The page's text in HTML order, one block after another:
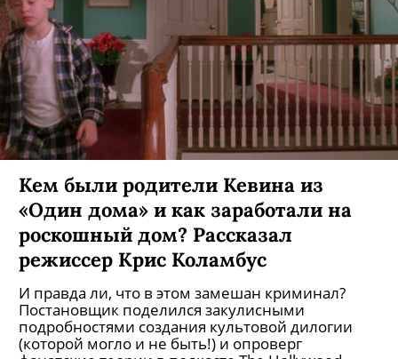
Кем были родители Кевина из
«Один дома» и как заработали на
роскошный дом? Рассказал
режиссер Крис Коламбус
И правда ли, что в этом замешан криминал?
Постановщик поделился закулисными
подробностями создания культовой дилогии
(которой могло и не быть!) и опроверг